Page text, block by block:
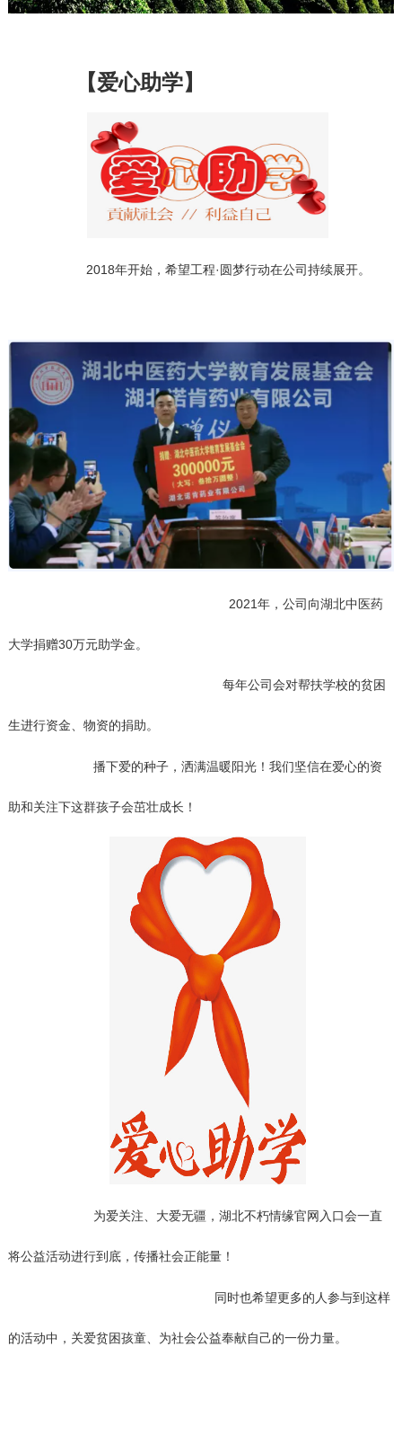
【爱心助学】
2018年开始，希望工程·圆梦行动在公司持续展开。
2021年，公司向湖北中医药
大学捐赠30万元助学金。
每年公司会对帮扶学校的贫困
生进行资金、物资的捐助。
播下爱的种子，洒满温暖阳光！我们坚信在爱心的资
助和关注下这群孩子会茁壮成长！
为爱关注、大爱无疆，湖北不朽情缘官网入口会一直
将公益活动进行到底，传播社会正能量！
同时也希望更多的人参与到这样
的活动中，关爱贫困孩童、为社会公益奉献自己的一份力量。